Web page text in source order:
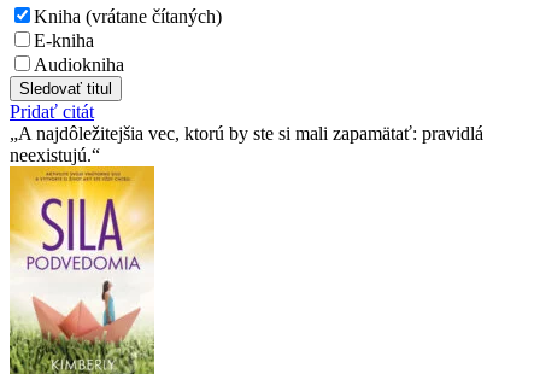
Kniha (vrátane čítaných)
E-kniha
Audiokniha
Sledovať titul
Pridať citát
A najdôležitejšia vec, ktorú by ste si mali zapamätať: pravidlá
neexistujú.